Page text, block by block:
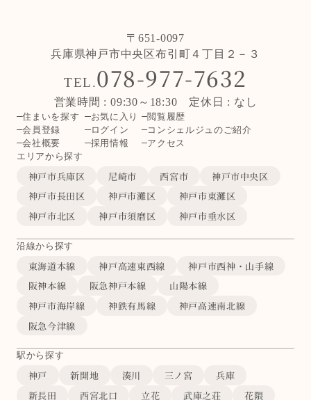
〒651-0097
兵庫県神戸市中央区布引町４丁目２－３
TEL.078-977-7632
営業時間 : 09:30～18:30 定休日 : なし
住まいを探す お気に入り
閲覧履歴
会員登録
ログイン
コンシェルジュのご紹介
会社概要
採用情報
アクセス
エリアから探す
神戸市兵庫区 尼崎市 西宮市
神戸市中央区
神戸市長田区
神戸市灘区
神戸市東灘区
神戸市北区
神戸市須磨区 神戸市垂水区
沿線から探す
東海道本線 神戸高速東西線
神戸市西神・山手線
阪神本線
阪急神戸本線
山陽本線
神戸市海岸線
神鉄有馬線
神戸高速南北線
阪急今津線
駅から探す
神戸 新開地 湊川 三ノ宮
兵庫
新長田
西宮北口 立花 武庫之荘 花隈